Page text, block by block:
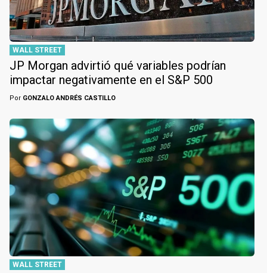
WALL STREET
JP Morgan advirtió qué variables podrían
impactar negativamente en el S&P 500
Por GONZALO ANDRÉS CASTILLO
WALL STREET